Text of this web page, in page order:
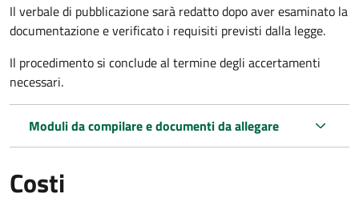
Il verbale di pubblicazione sarà redatto dopo aver esaminato la
documentazione e verificato i requisiti previsti dalla legge.
Il procedimento si conclude al termine degli accertamenti
necessari.
Moduli da compilare e documenti da allegare
Costi